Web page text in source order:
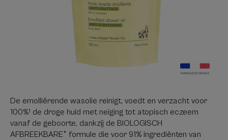
De emolliërende wasolie reinigt, voedt en verzacht voor
100%¹ de droge huid met neiging tot atopisch eczeem
vanaf de geboorte, dankzij de BIOLOGISCH
AFBREEKBARE* formule die voor 91% ingrediënten van